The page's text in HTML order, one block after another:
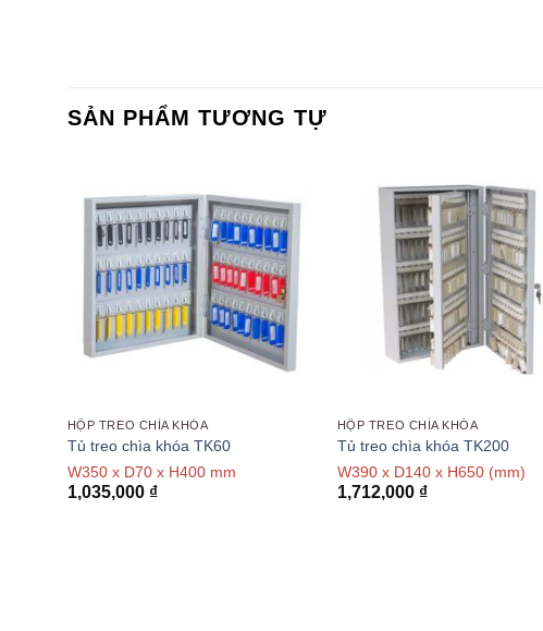
SẢN PHẨM TƯƠNG TỰ
HỘP TREO CHÌA KHÓA
Tủ treo chìa khóa TK60
W350 x D70 x H400 mm
1,035,000 ₫
HỘP TREO CHÌA KHÓA
Tủ treo chìa khóa TK200
W390 x D140 x H650 (mm)
1,712,000 ₫